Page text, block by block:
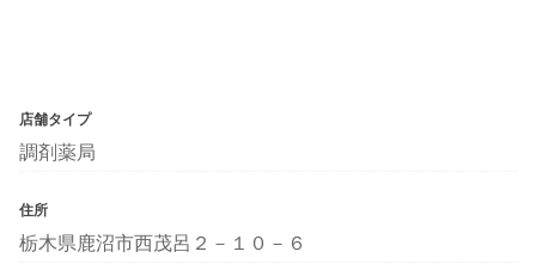
店舗タイプ
調剤薬局
住所
栃木県鹿沼市西茂呂２－１０－６